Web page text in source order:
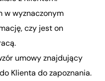
w wyznaczonym
czy jest on
umowy znajdujący
Klienta do zapoznania.